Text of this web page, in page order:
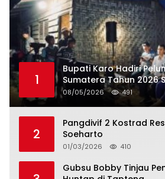
1
Bupati Karo Hadiri
Sumatera Tahun 2026
08/05/2026 491
2
Pangdivif 2 Kostrad
Soeharto
01/03/2026 410
Gubsu Bobby Tinjau